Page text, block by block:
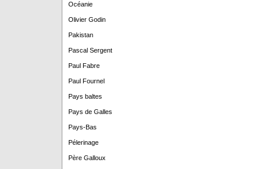
Océanie
Olivier Godin
Pakistan
Pascal Sergent
Paul Fabre
Paul Fournel
Pays baltes
Pays de Galles
Pays-Bas
Pélerinage
Père Galloux